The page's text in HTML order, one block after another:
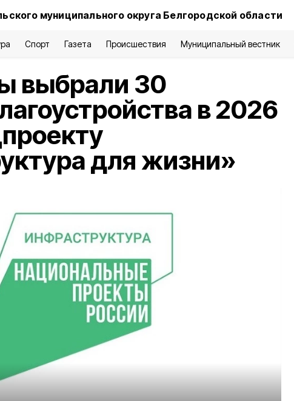
муниципального округа Белгородской области
Спорт Газета Происшествия Муниципальный вестник
выбрали 30
в 2026
для жизни»